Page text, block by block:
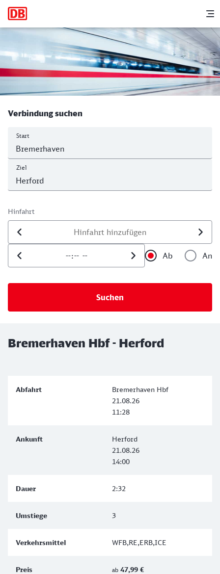
Hauptnavigation
Bremerhaven Hbf - Herford
Verbindung suchen
Start
Ziel
Hinfahrt
Datum der Hinfahrt
Uhrzeit der Hinfahrt
Ab
An
Bremerhaven Hbf - Herford
Bremerhaven Hbf
21.08.26
11:28
Herford
21.08.26
14:00
2:32
3
WFB,RE,ERB,ICE
ab 47,99 €